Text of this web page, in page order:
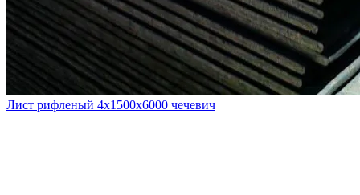
Лист рифленый 4х1500х6000 чечевич